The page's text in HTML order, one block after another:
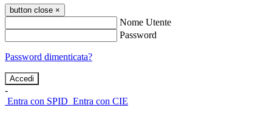
button close ×
Nome Utente
Password
Password dimenticata?
-
Entra con SPID Entra con CIE